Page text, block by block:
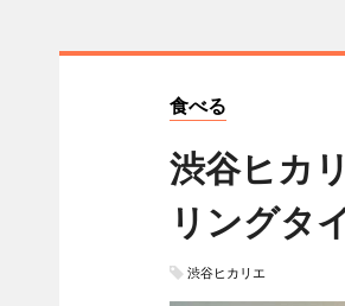
食べる
渋谷ヒカ
リングタ
渋谷ヒカリエ